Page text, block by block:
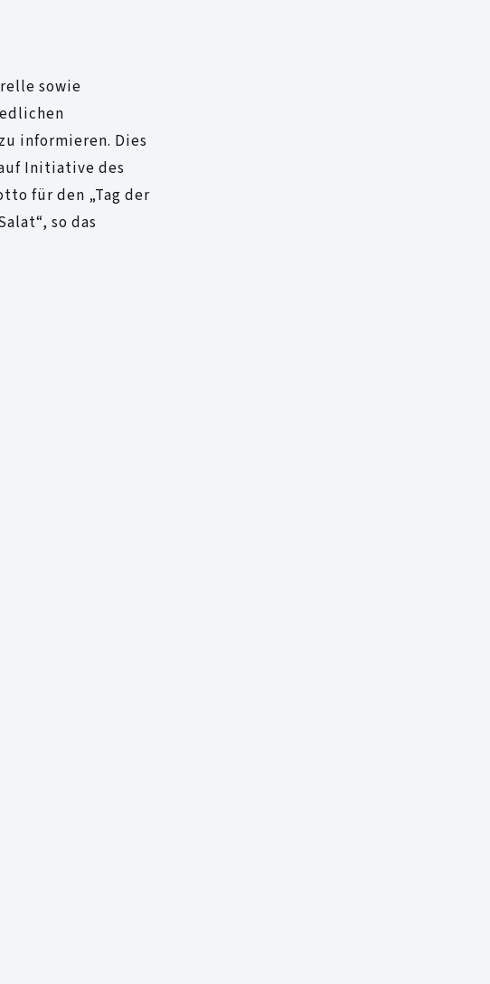
sowie
informieren. Dies
Initiative des
für den „Tag der
so das